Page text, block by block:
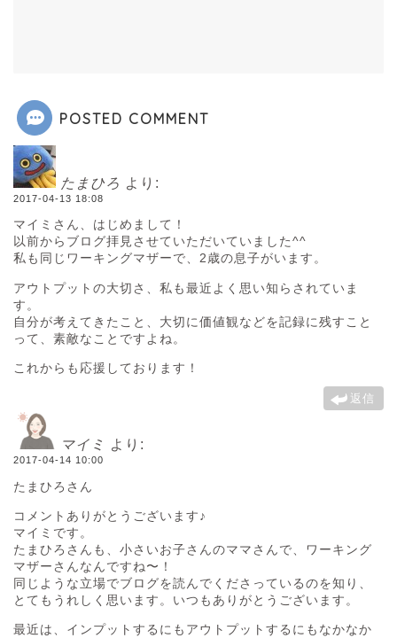
POSTED COMMENT
たまひろ より:
2017-04-13 18:08
マイミさん、はじめまして！
以前からブログ拝見させていただいていました^^
私も同じワーキングマザーで、2歳の息子がいます。
アウトプットの大切さ、私も最近よく思い知らされていま
す。
自分が考えてきたこと、大切に価値観などを記録に残すこと
って、素敵なことですよね。
これからも応援しております！
返信
マイミ より:
2017-04-14 10:00
たまひろさん
コメントありがとうございます♪
マイミです。
たまひろさんも、小さいお子さんのママさんで、ワーキング
マザーさんなんですね〜！
同じような立場でブログを読んでくださっているのを知り、
とてもうれしく思います。いつもありがとうございます。
最近は、インプットするにもアウトプットするにもなかなか